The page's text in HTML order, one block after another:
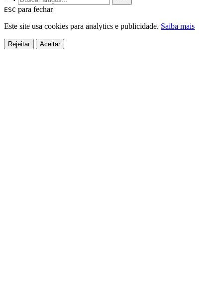
ESC para fechar
Este site usa cookies para analytics e publicidade. Saiba mais
Rejeitar Aceitar